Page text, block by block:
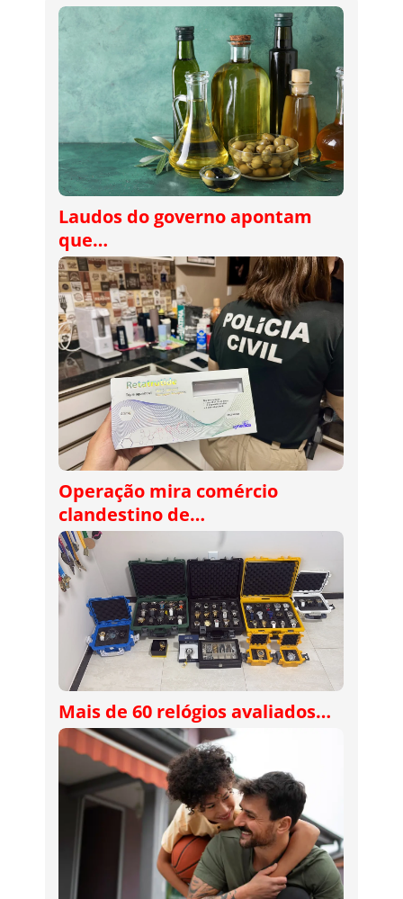
Laudos do governo apontam
que…
Operação mira comércio
clandestino de…
Mais de 60 relógios avaliados…